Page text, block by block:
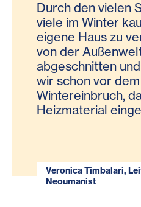
viele im Winter
eigene Haus zu
von der
abgeschnitten und
wir schon vor
Wintereinbruch,
Heizmaterial
Veronica Timbalari,
Neoumanist